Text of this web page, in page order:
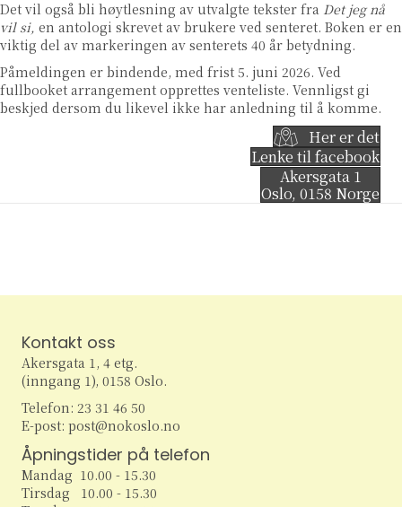
Det vil også bli høytlesning av utvalgte tekster fra Det jeg nå
vil si, en antologi skrevet av brukere ved senteret. Boken er en
viktig del av markeringen av senterets 40 år betydning.
Påmeldingen er bindende, med frist 5. juni 2026. Ved
fullbooket arrangement opprettes venteliste. Vennligst gi
beskjed dersom du likevel ikke har anledning til å komme.
Her er det
Lenke til facebook
Akersgata 1
Oslo, 0158 Norge
Kontakt oss
Akersgata 1, 4 etg.
(inngang 1), 0158 Oslo.
Telefon: 23 31 46 50
E-post: post@nokoslo.no
Åpningstider på telefon
Mandag 10.00 - 15.30
Tirsdag 10.00 - 15.30